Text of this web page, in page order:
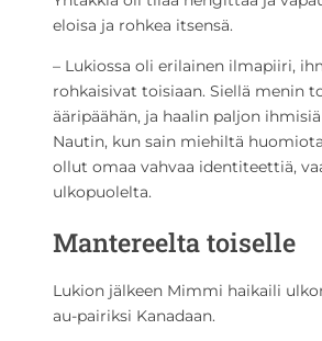
eloisa ja rohkea itsensä.
– Lukiossa oli erilainen ilmapiiri,
rohkaisivat toisiaan. Siellä menin
ääripäähän, ja haalin paljon
Nautin, kun sain miehiltä
ollut omaa vahvaa identiteettiä,
ulkopuolelta.
Mantereelta toiselle
Lukion jälkeen Mimmi haikaili
au-pairiksi Kanadaan.